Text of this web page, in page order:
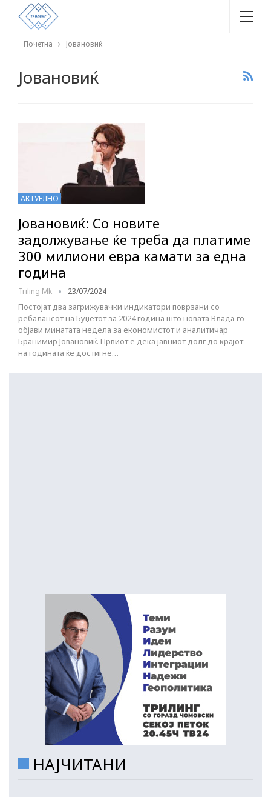
Почетна Јовановиќ
Јовановиќ
АКТУЕЛНО
Јовановиќ: Со новите
задолжување ќе треба да платиме
300 милиони евра камати за една
година
Triling Mk 23/07/2024
Постојат два загрижувачки индикатори поврзани со
ребалансот на Буџетот за 2024 година што новата Влада го
објави минатата недела за економистот и аналитичар
Бранимир Јовановиќ. Првиот е дека јавниот долг до крајот
на годината ќе достигне…
НАЈЧИТАНИ